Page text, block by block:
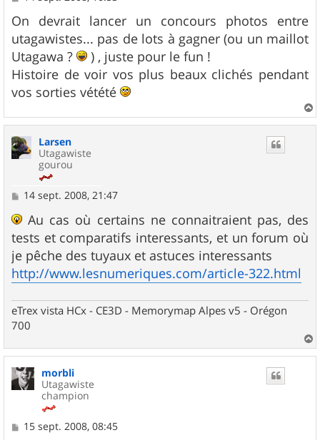
s
s
a
g
e
On devrait lancer un concours photos entre
utagawistes... pas de lots à gagner (ou un maillot
Utagawa ?
) , juste pour le fun !
Histoire de voir vos plus beaux clichés pendant
vos sorties vétété
a
Larsen
Utagawiste
gourou
M
s
a
g
e
14 sept. 2008, 21:47
Au cas où certains ne connaitraient pas, des
tests et comparatifs interessants, et un forum où
je pêche des tuyaux et astuces interessants
http://www.lesnumeriques.com/article-322.html
eTrex vista HCx - CE3D - Memorymap Alpes v5 - Orégon
700
a
morbli
Utagawiste
champion
M15 sept. 2008, 08:45